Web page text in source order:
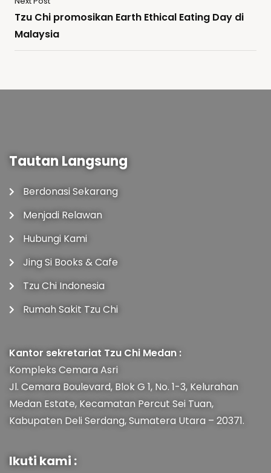
Tzu Chi promosikan Earth Ethical Eating Day di
Malaysia
Tautan Langsung
Berdonasi Sekarang
Menjadi Relawan
Hubungi Kami
Jing Si Books & Cafe
Tzu Chi Indonesia
Rumah Sakit Tzu Chi
Kantor sekretariat Tzu Chi Medan :
Kompleks Cemara Asri
Jl. Cemara Boulevard, Blok G 1, No. 1-3, Kelurahan
Medan Estate, Kecamatan Percut Sei Tuan,
Kabupaten Deli Serdang, Sumatera Utara – 20371.
Ikuti kami :